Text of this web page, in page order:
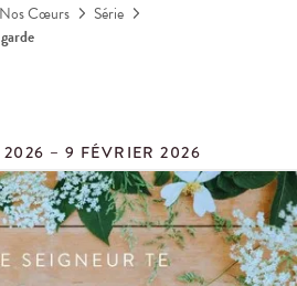
Cœurs
Série
– 9 FÉVRIER 2026